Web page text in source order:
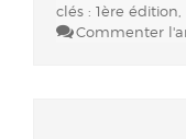
clés : 1ère édition
Commenter